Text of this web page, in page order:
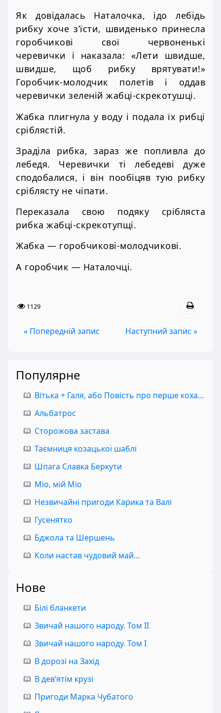
Як довідалась Наталочка, ідо лебідь
рибку хоче з’їсти, швиденько принесла
горобчикові свої червоненькі
черевички і наказала: «Лети швидше,
швидше, щоб рибку врятувати!»
Горобчик-молодчик полетів і оддав
черевички зеленій жабці-скрекотушці.
Жабка плигнула у воду і подала їх рибці
сріблястій.
Зраділа рибка, зараз же попливла до
лебедя. Черевички ті лебедеві дуже
сподобалися, і він пообіцяв тую рибку
сріблясту не чіпати.
Переказала свою подяку срібляста
рибка жабці-скрекотупщі.
Жабка — горобчикові-молодчикові.
А горобчик — Наталочці.
1129
« Попередній запис Наступний запис »
Популярне
Вітька + Галя, або Повість про перше кохання
Альбатрос
Сторожова застава
Таємниця козацької шаблі
Шпага Славка Беркути
Міо, мій Міо
Незвичайні пригоди Карика та Валі
Гусенятко
Бджола та Шершень
Коли настав чудовий май…
Нове
Білі бланкети
Звичай нашого народу. Том II
Звичай нашого народу. Том I
В дорозі на Захід
В дев’ятім крузі
Пригоди Марка Чубатого